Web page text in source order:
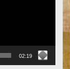
02:19